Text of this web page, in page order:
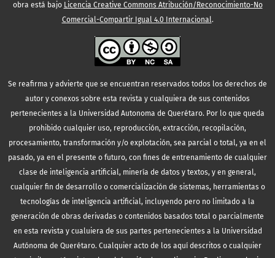
obra está bajo Licencia Creative Commons Atribución/Reconocimiento-No
Comercial-Compartir Igual 4.0 Internacional.
Se reafirma y advierte que se encuentran reservados todos los derechos de
autor y conexos sobre esta revista y cualquiera de sus contenidos
pertenecientes a la Universidad Autonoma de Querétaro. Por lo que queda
prohibido cualquier uso, reproducción, extracción, recopilación,
procesamiento, transformación y/o explotación, sea parcial o total, ya en el
pasado, ya en el presente o futuro, con fines de entrenamiento de cualquier
clase de inteligencia artificial, minería de datos y textos, y en general,
cualquier fin de desarrollo o comercialización de sistemas, herramientas o
tecnologías de inteligencia artificial, incluyendo pero no limitado a la
generación de obras derivadas o contenidos basados total o parcialmente
en esta revista y cualuiera de sus partes pertenecientes a la Universidad
Autónoma de Querétaro. Cualquier acto de los aquí descritos o cualquier